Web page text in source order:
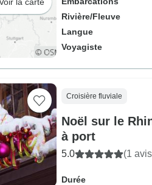
Rivière/Fleuve
Langue
Voyagiste
Croisière fluviale
Noël sur le
à port
5.0 (1
Durée